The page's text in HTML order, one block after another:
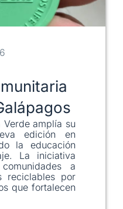
Verde amplía su
edición en
la educación
La iniciativa
a
reciclables por
que fortalecen